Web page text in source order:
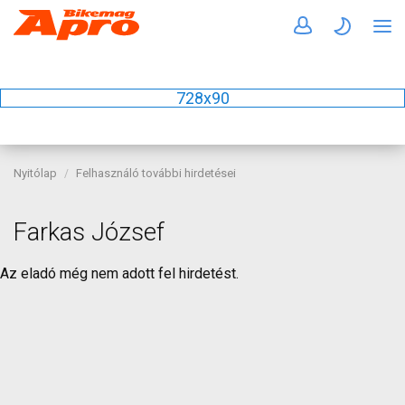
728x90
Nyitólap Felhasználó további hirdetései
Farkas József
Az eladó még nem adott fel hirdetést.